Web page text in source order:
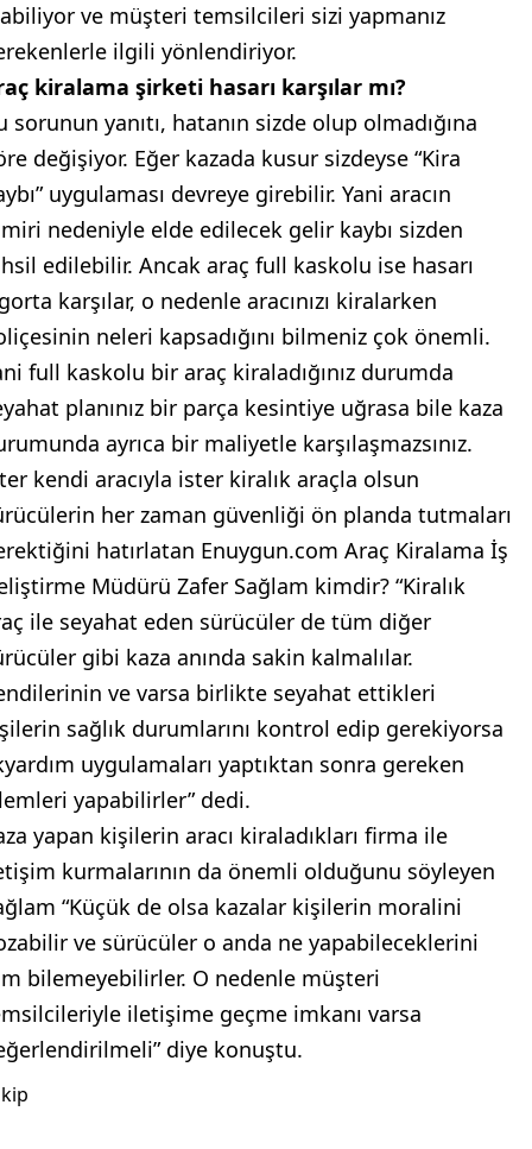
ve müşteri temsilcileri sizi yapmanız
ilgili yönlendiriyor.
kiralama şirketi hasarı karşılar mı?
sorunun yanıtı, hatanın sizde olup olmadığına
değişiyor. Eğer kazada kusur sizdeyse “Kira
uygulaması devreye girebilir. Yani aracın
nedeniyle elde edilecek gelir kaybı sizden
edilebilir. Ancak araç full kaskolu ise hasarı
karşılar, o nedenle aracınızı kiralarken
neleri kapsadığını bilmeniz çok önemli.
full kaskolu bir araç kiraladığınız durumda
planınız bir parça kesintiye uğrasa bile kaza
ayrıca bir maliyetle karşılaşmazsınız.
kendi aracıyla ister kiralık araçla olsun
her zaman güvenliği ön planda tutmaları
hatırlatan Enuygun.com Araç Kiralama İş
Müdürü Zafer Sağlam kimdir? “Kiralık
ile seyahat eden sürücüler de tüm diğer
gibi kaza anında sakin kalmalılar.
ve varsa birlikte seyahat ettikleri
sağlık durumlarını kontrol edip gerekiyorsa
uygulamaları yaptıktan sonra gereken
yapabilirler” dedi.
yapan kişilerin aracı kiraladıkları firma ile
kurmalarının da önemli olduğunu söyleyen
“Küçük de olsa kazalar kişilerin moralini
ve sürücüler o anda ne yapabileceklerini
bilemeyebilirler. O nedenle müşteri
iletişime geçme imkanı varsa
diye konuştu.